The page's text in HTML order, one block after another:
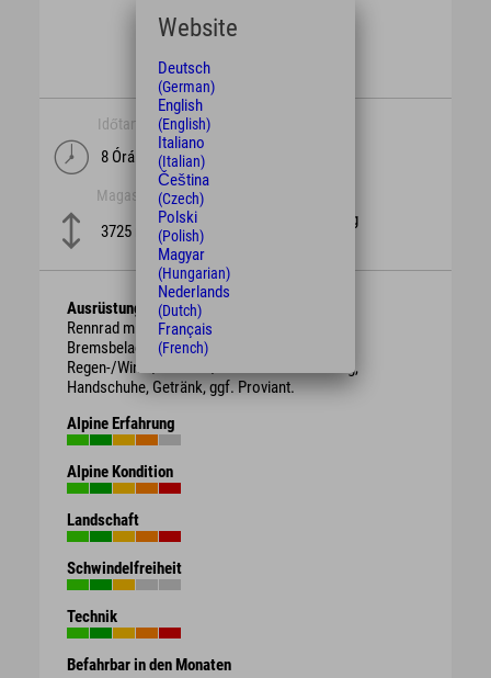
Időtartam
8 Órák
Magasság
3725 m
schwierig
Ausrüstung
Rennrad mit intakten Bremsen und genügend
Bremsbelag. Schutzhelm,
Regen-/Wind-/Sonnen-/Wetterschutzkleidung,
Handschuhe, Getränk, ggf. Proviant.
Alpine Erfahrung
Alpine Kondition
Landschaft
Schwindelfreiheit
Technik
Befahrbar in den Monaten
Website
Deutsch
(German)
English
(English)
Italiano
(Italian)
Čeština
(Czech)
Polski
(Polish)
Magyar
(Hungarian)
Nederlands
(Dutch)
Français
(French)